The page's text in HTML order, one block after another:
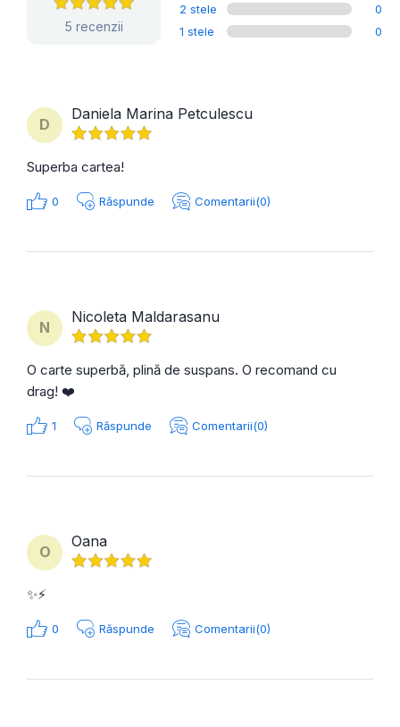
5 recenzii
2 stele
0
1 stele
0
D
Daniela Marina Petculescu
Superba cartea!
0 Răspunde Comentarii(0)
N
Nicoleta Maldarasanu
O carte superbă, plină de suspans. O recomand cu
drag! ❤️
1 Răspunde Comentarii(0)
O
Oana
✨⚡️
0 Răspunde Comentarii(0)